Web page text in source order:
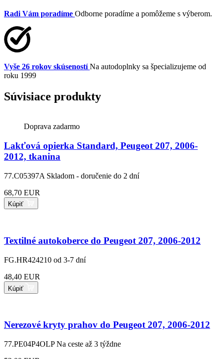
Radi Vám poradíme Odborne poradíme a pomôžeme s výberom.
Vyše 26 rokov skúseností Na autodoplnky sa špecializujeme od
roku 1999
Súvisiace produkty
Doprava zadarmo
Lakťová opierka Standard, Peugeot 207, 2006-
2012, tkanina
77.C05397A Skladom - doručenie do 2 dní
68,70 EUR
Kúpiť
Textilné autokoberce do Peugeot 207, 2006-2012
FG.HR424210 od 3-7 dní
48,40 EUR
Kúpiť
Nerezové kryty prahov do Peugeot 207, 2006-2012
77.PE04P4OLP Na ceste až 3 týždne